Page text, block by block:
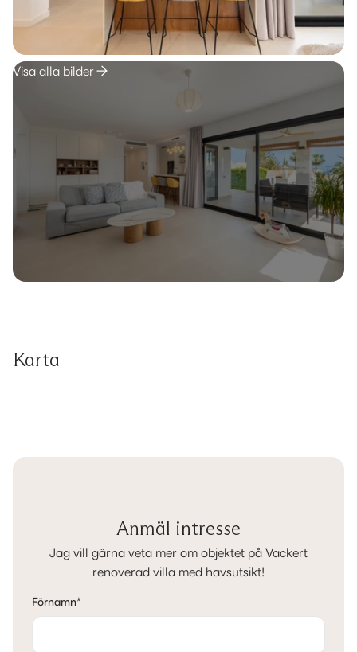
Visa alla bilder
Karta
Anmäl intresse
Jag vill gärna veta mer om objektet på Vackert
renoverad villa med havsutsikt!
Förnamn*